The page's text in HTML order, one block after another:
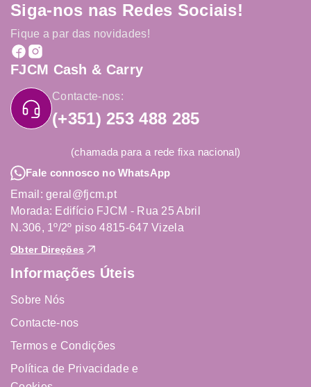
Siga-nos nas Redes Sociais!
Fique a par das novidades!
FJCM Cash & Carry
Contacte-nos:
(+351) 253 488 285
(chamada para a rede fixa nacional)
Fale connosco no WhatsApp
Email: geral@fjcm.pt
Morada: Edifício FJCM - Rua 25 Abril
N.306, 1º/2º piso 4815-647 Vizela
Obter Direções
Informações Úteis
Sobre Nós
Contacte-nos
Termos e Condições
Política de Privacidade e